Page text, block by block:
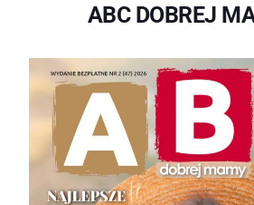
ABC DOBREJ